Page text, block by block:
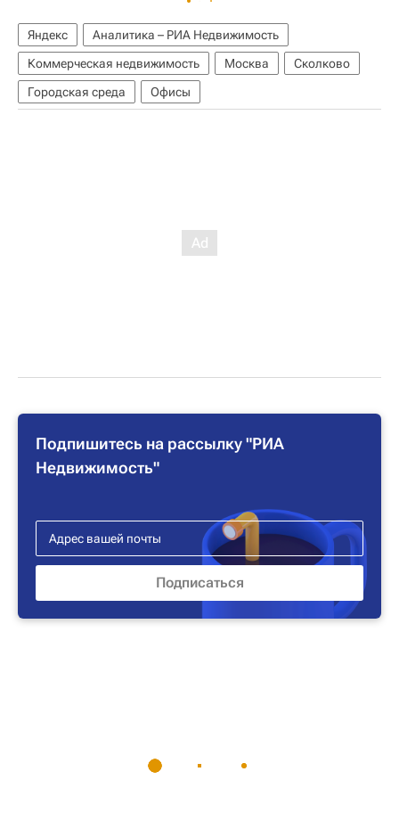
Яндекс
Аналитика – РИА Недвижимость
Коммерческая недвижимость
Москва
Сколково
Городская среда
Офисы
Подпишитесь на рассылку "РИА
Недвижимость"